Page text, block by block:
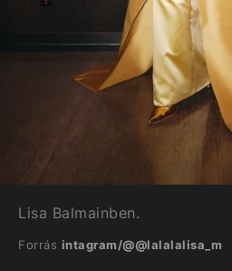
Lisa Balmainben.
Forrás intagram/@@lalalalisa_m